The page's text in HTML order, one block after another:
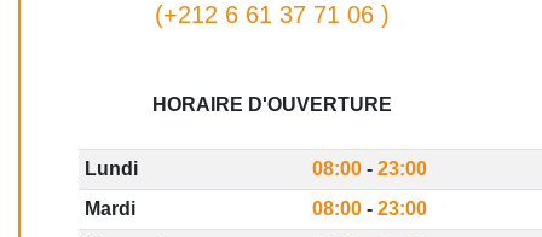
(+212 6 61 37 71 06 )
HORAIRE D'OUVERTURE
Lundi 08:00- 23:00
Mardi
08:00- 23:00